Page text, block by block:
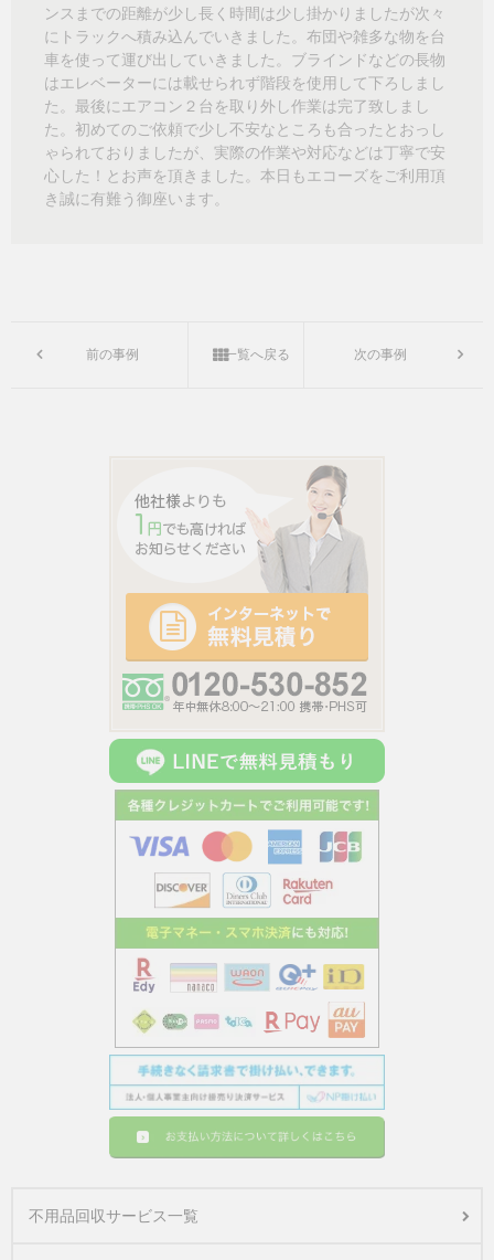
ンスまでの距離が少し長く時間は少し掛かりましたが次々
にトラックへ積み込んでいきました。布団や雑多な物を台
車を使って運び出していきました。ブラインドなどの長物
はエレベーターには載せられず階段を使用して下ろしまし
た。最後にエアコン２台を取り外し作業は完了致しまし
た。初めてのご依頼で少し不安なところも合ったとおっし
ゃられておりましたが、実際の作業や対応などは丁寧で安
心した！とお声を頂きました。本日もエコーズをご利用頂
き誠に有難う御座います。
前の事例 一覧へ戻る 次の事例
不用品回収サービス一覧